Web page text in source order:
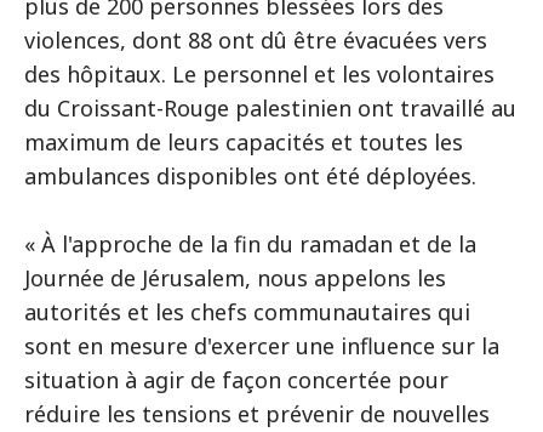
plus de 200 personnes blessées lors des
violences, dont 88 ont dû être évacuées vers
des hôpitaux. Le personnel et les volontaires
du Croissant-Rouge palestinien ont travaillé au
maximum de leurs capacités et toutes les
ambulances disponibles ont été déployées.
« À l'approche de la fin du ramadan et de la
Journée de Jérusalem, nous appelons les
autorités et les chefs communautaires qui
sont en mesure d'exercer une influence sur la
situation à agir de façon concertée pour
réduire les tensions et prévenir de nouvelles